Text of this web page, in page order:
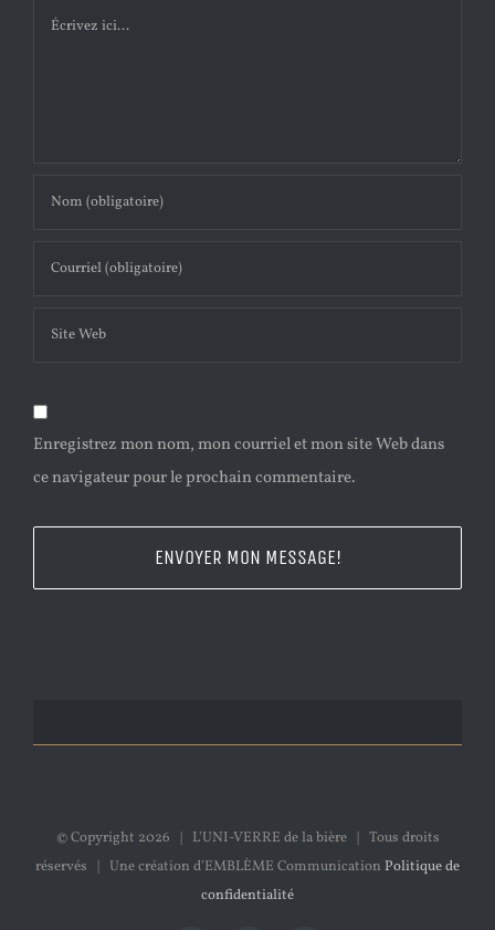
Comment
Enregistrez mon nom, mon courriel et mon site Web dans
ce navigateur pour le prochain commentaire.
© Copyright 2026 | L'UNI-VERRE de la bière | Tous droits
réservés | Une création d'EMBLÈME Communication Politique de
confidentialité